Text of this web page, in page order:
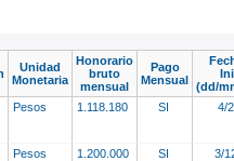
Unidad
Monetaria
Honorario
bruto
mensual
Pago
Mensual (dd/
Pesos 1.118.180 SI 4/
Pesos 1.200.000 SI 3/